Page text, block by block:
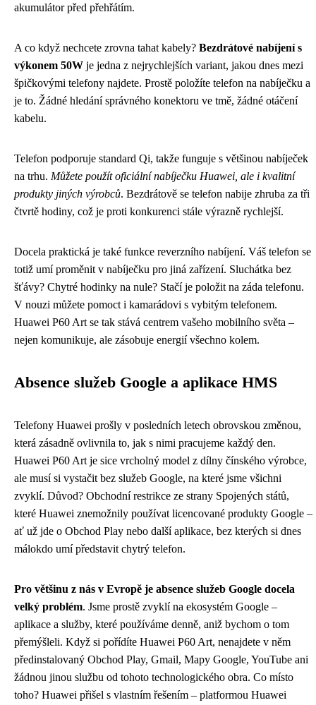
akumulátor před přehřátím.
A co když nechcete zrovna tahat kabely? Bezdrátové nabíjení s
výkonem 50W je jedna z nejrychlejších variant, jakou dnes mezi
špičkovými telefony najdete. Prostě položíte telefon na nabíječku a
je to. Žádné hledání správného konektoru ve tmě, žádné otáčení
kabelu.
Telefon podporuje standard Qi, takže funguje s většinou nabíječek
na trhu. Můžete použít oficiální nabíječku Huawei, ale i kvalitní
produkty jiných výrobců. Bezdrátově se telefon nabije zhruba za tři
čtvrtě hodiny, což je proti konkurenci stále výrazně rychlejší.
Docela praktická je také funkce reverzního nabíjení. Váš telefon se
totiž umí proměnit v nabíječku pro jiná zařízení. Sluchátka bez
šťávy? Chytré hodinky na nule? Stačí je položit na záda telefonu.
V nouzi můžete pomoct i kamarádovi s vybitým telefonem.
Huawei P60 Art se tak stává centrem vašeho mobilního světa –
nejen komunikuje, ale zásobuje energií všechno kolem.
Absence služeb Google a aplikace HMS
Telefony Huawei prošly v posledních letech obrovskou změnou,
která zásadně ovlivnila to, jak s nimi pracujeme každý den.
Huawei P60 Art je sice vrcholný model z dílny čínského výrobce,
ale musí si vystačit bez služeb Google, na které jsme všichni
zvyklí. Důvod? Obchodní restrikce ze strany Spojených států,
které Huawei znemožnily používat licencované produkty Google –
ať už jde o Obchod Play nebo další aplikace, bez kterých si dnes
málokdo umí představit chytrý telefon.
Pro většinu z nás v Evropě je absence služeb Google docela
velký problém. Jsme prostě zvyklí na ekosystém Google –
aplikace a služby, které používáme denně, aniž bychom o tom
přemýšleli. Když si pořídíte Huawei P60 Art, nenajdete v něm
předinstalovaný Obchod Play, Gmail, Mapy Google, YouTube ani
žádnou jinou službu od tohoto technologického obra. Co místo
toho? Huawei přišel s vlastním řešením – platformou Huawei